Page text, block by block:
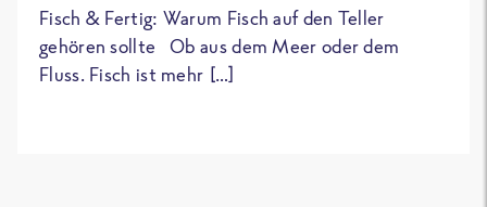
Fisch & Fertig: Warum Fisch auf den Teller
gehören sollte Ob aus dem Meer oder dem
Fluss. Fisch ist mehr […]